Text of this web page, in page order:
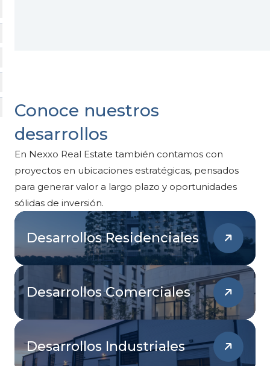
Conoce nuestros
desarrollos
En Nexxo Real Estate también contamos con
proyectos en ubicaciones estratégicas, pensados
para generar valor a largo plazo y oportunidades
sólidas de inversión.
Desarrollos Residenciales
Desarrollos Comerciales
Desarrollos Industriales